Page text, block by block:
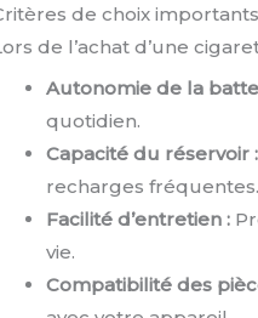
de choix importants
de l’achat d’une
Autonomie de la
quotidien.
Capacité du réservoir :
recharges fréquentes.
Facilité d’entretien :
vie.
Compatibilité des